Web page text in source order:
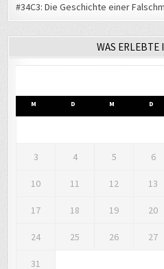
#34C3: Die Geschichte einer
WAS ERLEBTE
M D M D
3 4 5 6
10 11 12 13
17 18 19 20
24 25 26 27
31